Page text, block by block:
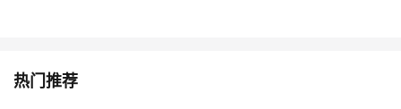
热门推荐